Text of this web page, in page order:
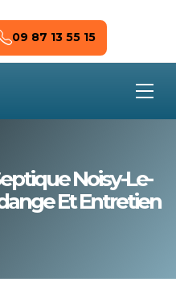
09 87 13 55 15
Noisy-Le-
Et Entretien